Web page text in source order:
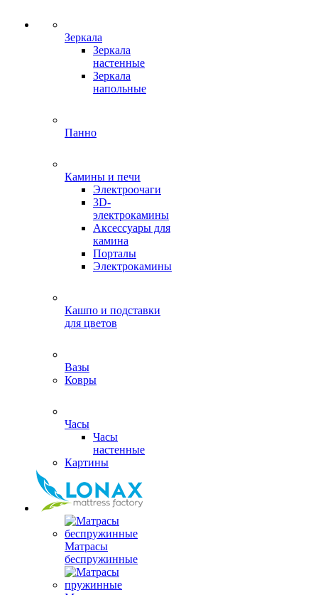
Зеркала
Зеркала
настенные
Зеркала
напольные
Панно
Камины и печи
Электроочаги
3D-
электрокамины
Аксессуары для
камина
Порталы
Электрокамины
Кашпо и подставки
для цветов
Вазы
Ковры
Часы
Часы
настенные
Картины
Матрасы
беспружинные